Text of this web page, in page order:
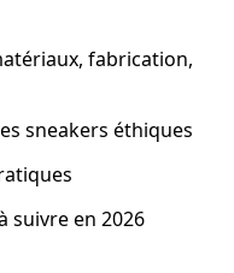
fabrication,
sneakers éthiques
suivre en 2026